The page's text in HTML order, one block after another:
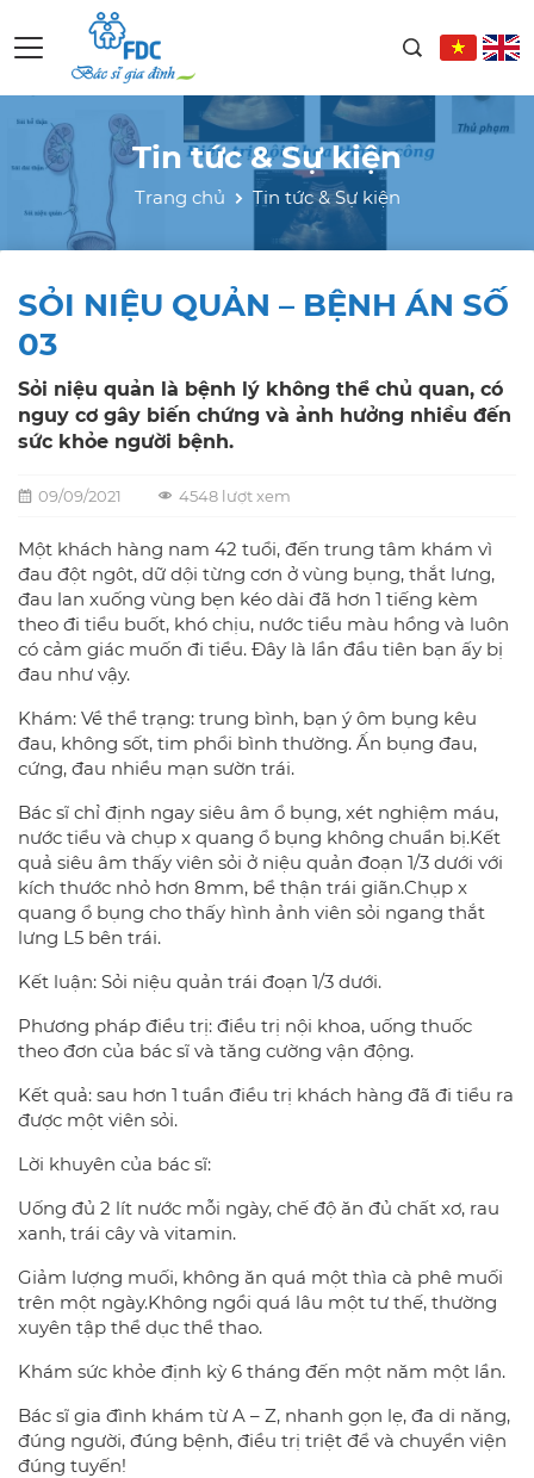
Tin tức & Sự kiện
Trang chủ Tin tức & Sự kiện
SỎI NIỆU QUẢN – BỆNH ÁN SỐ
03
Sỏi niệu quản là bệnh lý không thể chủ quan, có
nguy cơ gây biến chứng và ảnh hưởng nhiều đến
sức khỏe người bệnh.
09/09/2021 4548 lượt xem
Một khách hàng nam 42 tuổi, đến trung tâm khám vì
đau đột ngôt, dữ dội từng cơn ở vùng bụng, thắt lưng,
đau lan xuống vùng bẹn kéo dài đã hơn 1 tiếng kèm
theo đi tiểu buốt, khó chịu, nước tiểu màu hồng và luôn
có cảm giác muốn đi tiểu. Đây là lần đầu tiên bạn ấy bị
đau như vậy.
Khám: Về thể trạng: trung bình, bạn ý ôm bụng kêu
đau, không sốt, tim phổi bình thường. Ấn bụng đau,
cứng, đau nhiều mạn sườn trái.
Bác sĩ chỉ định ngay siêu âm ổ bụng, xét nghiệm máu,
nước tiểu và chụp x quang ổ bụng không chuẩn bị.Kết
quả siêu âm thấy viên sỏi ở niệu quản đoạn 1/3 dưới với
kích thước nhỏ hơn 8mm, bể thận trái giãn.Chụp x
quang ổ bụng cho thấy hình ảnh viên sỏi ngang thắt
lưng L5 bên trái.
Kết luận: Sỏi niệu quản trái đoạn 1/3 dưới.
Phương pháp điều trị: điều trị nội khoa, uống thuốc
theo đơn của bác sĩ và tăng cường vận động.
Kết quả: sau hơn 1 tuần điều trị khách hàng đã đi tiểu ra
được một viên sỏi.
Lời khuyên của bác sĩ:
Uống đủ 2 lít nước mỗi ngày, chế độ ăn đủ chất xơ, rau
xanh, trái cây và vitamin.
Giảm lượng muối, không ăn quá một thìa cà phê muối
trên một ngày.Không ngồi quá lâu một tư thế, thường
xuyên tập thể dục thể thao.
Khám sức khỏe định kỳ 6 tháng đến một năm một lần.
Bác sĩ gia đình khám từ A – Z, nhanh gọn lẹ, đa di năng,
đúng người, đúng bệnh, điều trị triệt để và chuyển viện
đúng tuyến!